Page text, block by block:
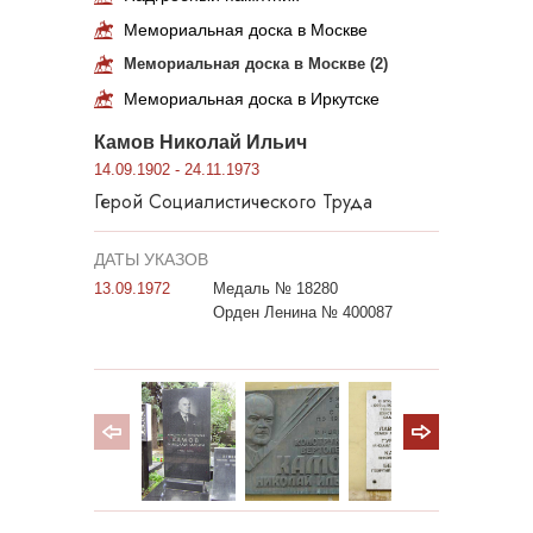
Мемориальная доска в Москве
Мемориальная доска в Москве (2)
Мемориальная доска в Иркутске
Камов Николай Ильич
14.09.1902 - 24.11.1973
Герой Социалистического Труда
ДАТЫ УКАЗОВ
13.09.1972
Медаль № 18280
Орден Ленина № 400087